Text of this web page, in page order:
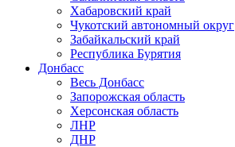
Хабаровский край
Чукотский автономный округ
Забайкальский край
Республика Бурятия
Донбасс
Весь Донбасс
Запорожская область
Херсонская область
ЛНР
ДНР